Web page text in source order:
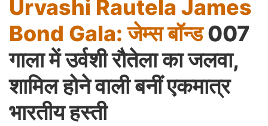
Urvashi Rautela James
Bond Gala: जेम्सबॉन्ड007
गाला में उर्वशी रौतेला का जलवा,
शामिल होने वाली बनीं एकमात्र
भारतीय हस्ती